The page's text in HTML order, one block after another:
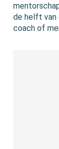
de helft van
coach of